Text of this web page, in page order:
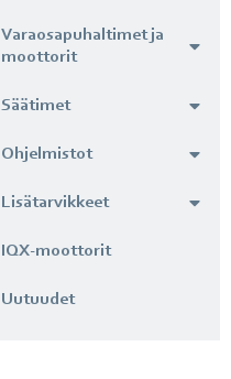
Varaosapuhaltimet ja
moottorit
Säätimet
Ohjelmistot
Lisätarvikkeet
IQX-moottorit
Uutuudet